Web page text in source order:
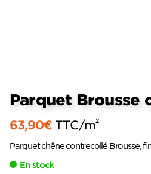
Parquet Brousse
63,90€ TTC/m2
Parquet chêne contrecollé Brousse,
En stock